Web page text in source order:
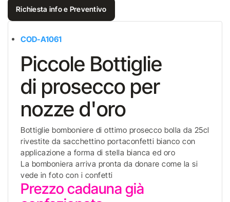
Richiesta info e Preventivo
COD-A1061
Piccole Bottiglie
di prosecco per
nozze d'oro
Bottiglie bomboniere di ottimo prosecco bolla da 25cl
rivestite da sacchettino portaconfetti bianco con
applicazione a forma di stella bianca ed oro
La bomboniera arriva pronta da donare come la si
vede in foto con i confetti
Prezzo cadauna già